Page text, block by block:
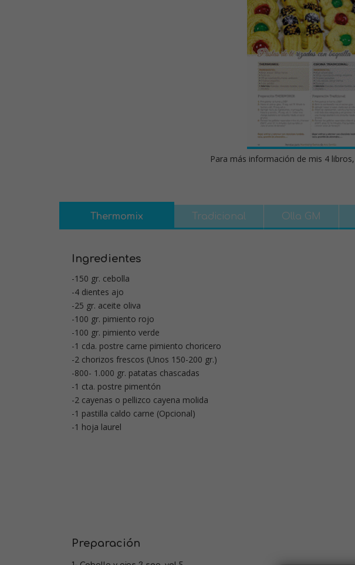
Para más información de mis 4 libros,
Thermomix Tradicional Olla GM
Ingredientes
-150 gr. cebolla
-4 dientes ajo
-25 gr. aceite oliva
-100 gr. pimiento rojo
-100 gr. pimiento verde
-1 cda. postre carne pimiento choricero
-2 chorizos frescos (Unos 150-200 gr.)
-800- 1.000 gr. patatas chascadas
-1 cta. postre pimentón
-2 cayenas o pellizco cayena molida
-1 pastilla caldo carne (Opcional)
-1 hoja laurel
Preparación